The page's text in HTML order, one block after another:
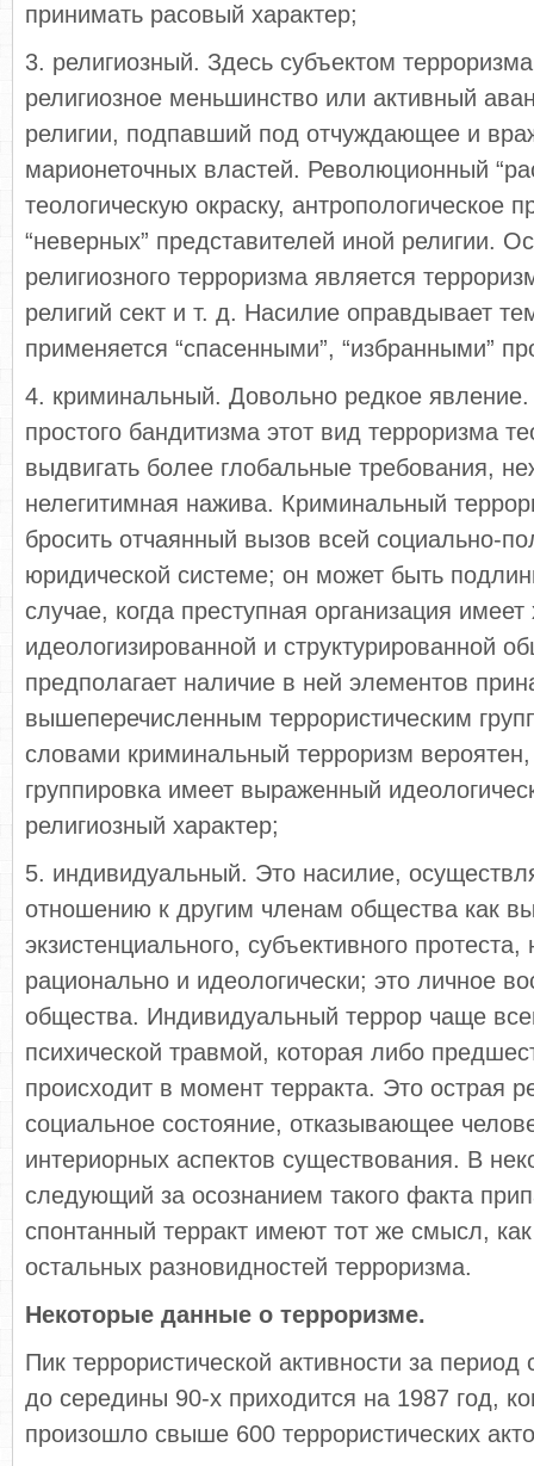
принимать расовый характер;
3. религиозный. Здесь субъектом
религиозное меньшинство или активный
религии, подпавший под отчуждающее и
марионеточных властей. Революционный
теологическую окраску, антропологическое
“неверных” представителей иной религии.
религиозного терроризма является
религий сект и т. д. Насилие оправдывает
применяется “спасенными”, “избранными”
4. криминальный. Довольно редкое явление.
простого бандитизма этот вид терроризма
выдвигать более глобальные требования,
нелегитимная нажива. Криминальный
бросить отчаянный вызов всей социально-
юридической системе; он может быть
случае, когда преступная организация
идеологизированной и структурированной
предполагает наличие в ней элементов
вышеперечисленным террористическим
словами криминальный терроризм
группировка имеет выраженный
религиозный характер;
5. индивидуальный. Это насилие,
отношению к другим членам общества как
экзистенциального, субъективного
рационально и идеологически; это личное
общества. Индивидуальный террор чаще
психической травмой, которая либо
происходит в момент терракта. Это острая
социальное состояние, отказывающее
интериорных аспектов существования. В
следующий за осознанием такого факта
спонтанный терракт имеют тот же смысл,
остальных разновидностей терроризма.
Некоторые данные о терроризме.
Пик террористической активности за период
до середины 90-х приходится на 1987 год,
произошло свыше 600 террористических